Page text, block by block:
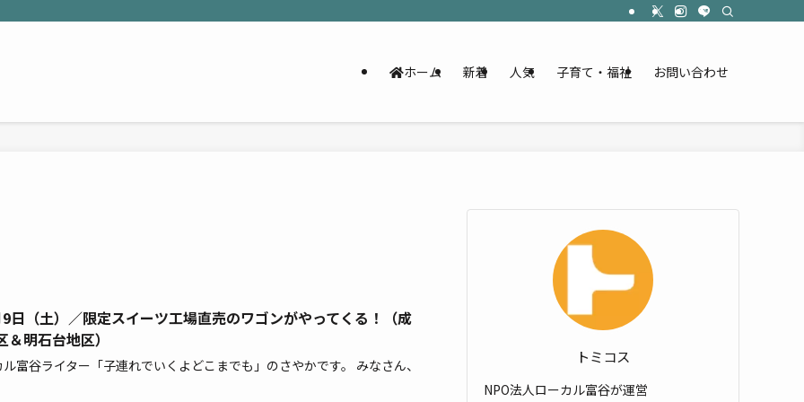
ホーム 新着 人気 子育て・福祉 お問い合わせ
日（土）／限定スイーツ工場直売のワゴンがやってくる！（成
＆明石台地区）
富谷ライター「子連れでいくよどこまでも」のさやかです。 みなさん、 トミコス
NPO法人ローカル富谷が運営